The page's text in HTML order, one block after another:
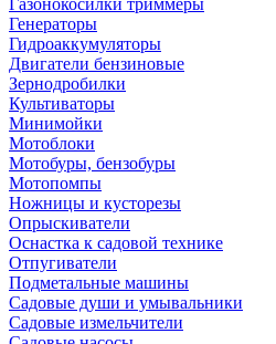
Газонокосилки триммеры
Генераторы
Гидроаккумуляторы
Двигатели бензиновые
Зернодробилки
Культиваторы
Минимойки
Мотоблоки
Мотобуры, бензобуры
Мотопомпы
Ножницы и кусторезы
Опрыскиватели
Оснастка к садовой технике
Отпугиватели
Подметальные машины
Садовые души и умывальники
Садовые измельчители